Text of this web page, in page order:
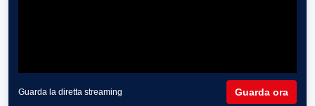
Guarda la diretta streaming Guarda ora